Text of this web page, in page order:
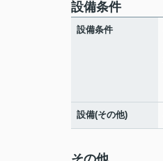
設備条件
設備条件
設備(その他)